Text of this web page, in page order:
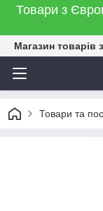
Товари з
Магазин
Товари та